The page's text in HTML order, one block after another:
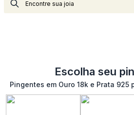
Escolha seu
Pingentes em Ouro 18k e Prata